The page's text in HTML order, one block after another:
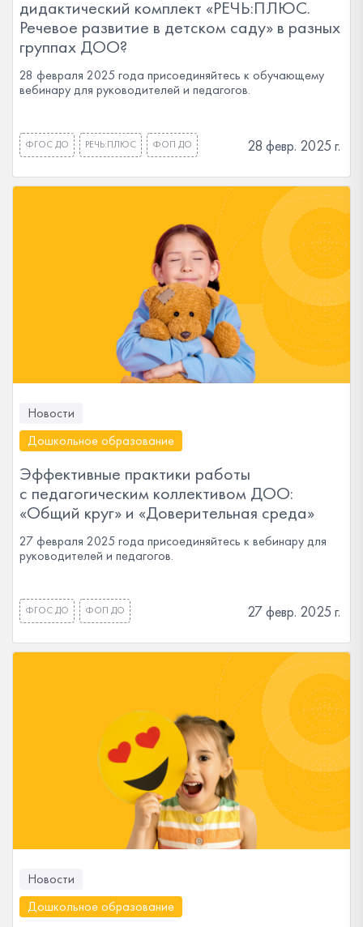
дидактический комплект «РЕЧЬ:ПЛЮС.
Речевое развитие в детском саду» в разных
группах ДОО?
28 февраля 2025 года присоединяйтесь к обучающему
вебинару для руководителей и педагогов.
ФГОС ДО РЕЧЬ:ПЛЮС ФОП ДО 28 февр. 2025 г.
Новости
Дошкольное образование
Эффективные практики работы
с педагогическим коллективом ДОО:
«Общий круг» и «Доверительная среда»
27 февраля 2025 года присоединяйтесь к вебинару для
руководителей и педагогов.
ФГОС ДО ФОП ДО 27 февр. 2025 г.
Новости
Дошкольное образование